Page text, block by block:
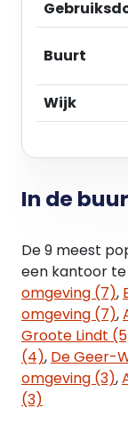
Ca. 329 m²
verdieping;
2
behorende
Voormelde
mogelijk
gedefinieerd
instituut in
Onder-
nimmer
de huurprijs
leveringen en
deze
eventuele
Buurt
Wijk
In de
De 9 meest
een kantoor te
omgeving (7),
omgeving (7),
Groote Lindt
(4), De Geer-
omgeving (3),
(3)